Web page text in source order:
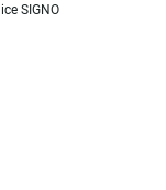
SIGNO